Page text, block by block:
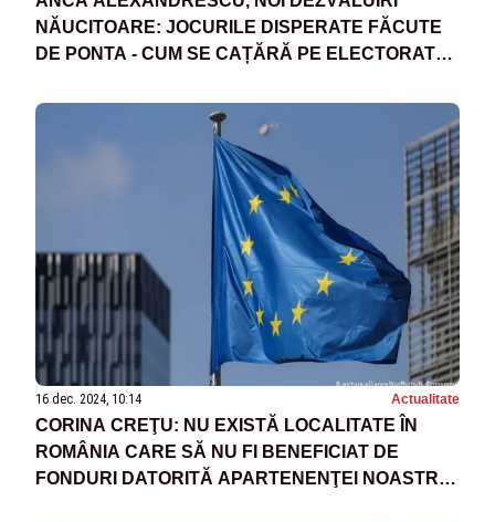
NĂUCITOARE: JOCURILE DISPERATE FĂCUTE
DE PONTA - CUM SE CAȚĂRĂ PE ELECTORATUL
16 dec. 2024, 10:14 Actualitate
CORINA CREŢU: NU EXISTĂ LOCALITATE ÎN
ROMÂNIA CARE SĂ NU FI BENEFICIAT DE
FONDURI DATORITĂ APARTENENŢEI NOASTRE